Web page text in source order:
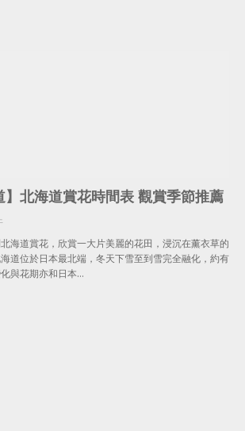
】北海道賞花時間表 觀賞季節推薦
海道賞花，欣賞一大片美麗的花田，浸沉在薰衣草的
道位於日本最北端，冬天下雪至到雪完全融化，約有
與花期亦和日本…